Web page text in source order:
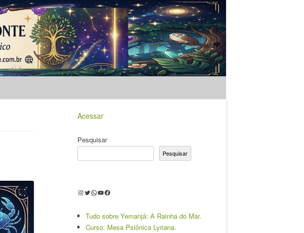
Acessar
Pesquisar
Pesquisar
Instagram
Twitter
WhatsApp
Youtube
Facebook
Tudo sobre Yemanjá: A Rainha do Mar.
Curso: Mesa Psiônica Lyriana.